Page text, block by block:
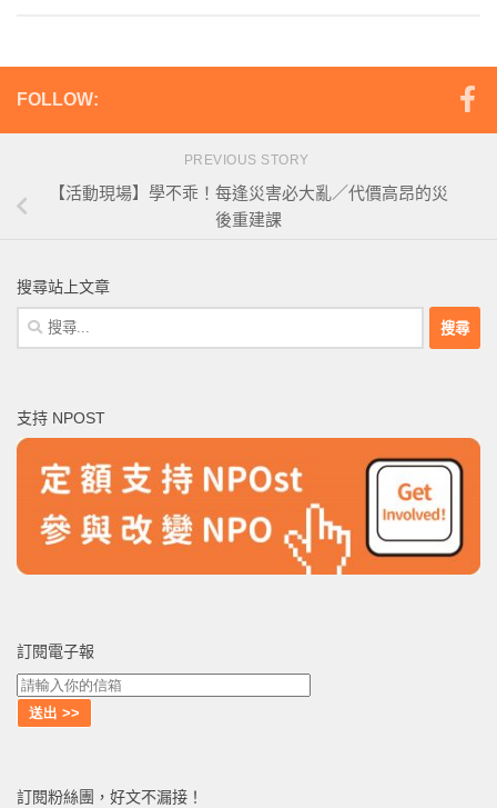
FOLLOW:
PREVIOUS STORY
【活動現場】學不乖！每逢災害必大亂／代價高昂的災
後重建課
搜尋站上文章
搜
尋
字:
支持 NPOST
訂閱電子報
訂閱粉絲團，好文不漏接！